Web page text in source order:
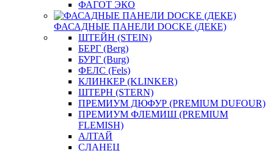
ФАГОТ ЭКО
ФАСАДНЫЕ ПАНЕЛИ DOCKE (ДЕКЕ)
ШТЕЙН (STEIN)
БЕРГ (Berg)
БУРГ (Burg)
ФЕЛС (Fels)
КЛИНКЕР (KLINKER)
ШТЕРН (STERN)
ПРЕМИУМ ДЮФУР (PREMIUM DUFOUR)
ПРЕМИУМ ФЛЕМИШ (PREMIUM
FLEMISH)
АЛТАЙ
СЛАНЕЦ